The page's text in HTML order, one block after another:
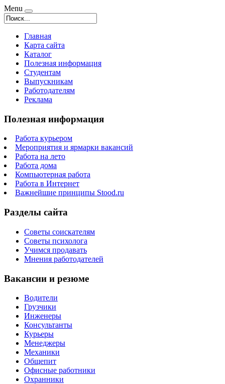
Menu
Главная
Карта сайта
Каталог
Полезная информация
Студентам
Выпускникам
Работодателям
Реклама
Полезная информация
Работа курьером
Мероприятия и ярмарки вакансий
Работа на лето
Работа дома
Компьютерная работа
Работа в Интернет
Важнейшие принципы Stood.ru
Разделы сайта
Советы соискателям
Советы психолога
Учимся продавать
Мнения работодателей
Вакансии и резюме
Водители
Грузчики
Инженеры
Консультанты
Курьеры
Менеджеры
Механики
Общепит
Офисные работники
Охранники